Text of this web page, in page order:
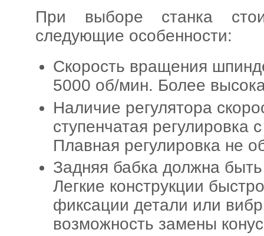
При выборе станка
следующие особенности:
Скорость вращения
5000 об/мин. Более
Наличие регулятора
ступенчатая
Плавная регулировка не
Задняя бабка должна
Легкие конструкции
фиксации детали или
возможность замены